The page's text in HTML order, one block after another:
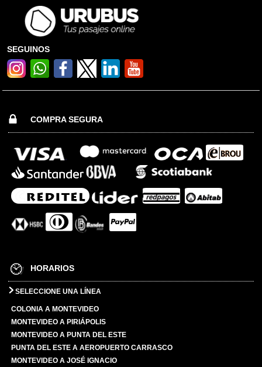
SEGUINOS
COMPRA SEGURA
HORARIOS
SELECCIONE UNA LÍNEA
COLONIA A MONTEVIDEO
MONTEVIDEO A PIRIÁPOLIS
MONTEVIDEO A PUNTA DEL ESTE
PUNTA DEL ESTE A AEROPUERTO CARRASCO
MONTEVIDEO A JOSÉ IGNACIO